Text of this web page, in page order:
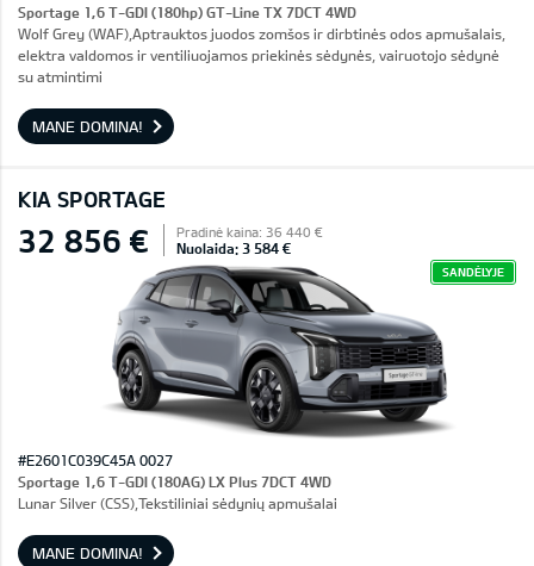
Sportage 1,6 T-GDI (180hp) GT-Line TX 7DCT 4WD
Wolf Grey (WAF),Aptrauktos juodos zomšos ir dirbtinės odos apmušalais,
elektra valdomos ir ventiliuojamos priekinės sėdynės, vairuotojo sėdynė
su atmintimi
MANE DOMINA!
KIA SPORTAGE
32 856 € Pradinė kaina: 36 440 €
Nuolaida: 3 584 €
SANDĖLYJE
#E2601C039C45A 0027
Sportage 1,6 T-GDI (180AG) LX Plus 7DCT 4WD
Lunar Silver (CSS),Tekstiliniai sėdynių apmušalai
MANE DOMINA!